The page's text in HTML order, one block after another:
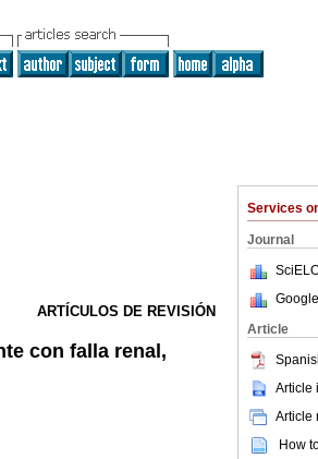
Services
Journal
Article
Article
Article
How
ARTÍCULOS DE REVISIÓN
con falla renal,